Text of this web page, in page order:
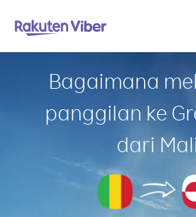
Bagaimana
panggilan ke
dari